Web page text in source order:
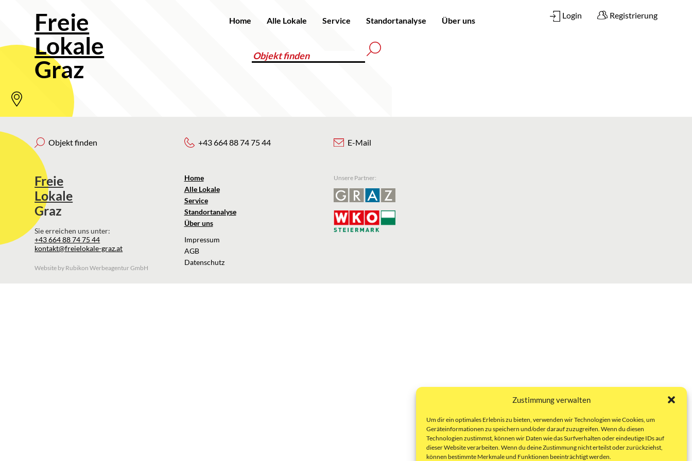
Zustimmung verwalten
Um dir ein optimales Erlebnis zu bieten, verwenden wir Technologien wie Cookies, um
Geräteinformationen zu speichern und/oder darauf zuzugreifen. Wenn du diesen
Technologien zustimmst, können wir Daten wie das Surfverhalten oder eindeutige IDs auf
dieser Website verarbeiten. Wenn du deine Zustimmung nicht erteilst oder zurückziehst,
können bestimmte Merkmale und Funktionen beeinträchtigt werden.
Freie
Lokale
Graz
Home Alle Lokale Service Standortanalyse Über uns
Login Registrierung
Objekt finden
Freie
Lokale
Graz
Sie erreichen uns unter:
+43 664 88 74 75 44
kontakt@freielokale-graz.at
Website by Rubikon Werbeagentur GmbH
+43 664 88 74 75 44
Home
Alle Lokale
Service
Standortanalyse
Über uns
Impressum
AGB
Datenschutz
E-Mail
Unsere Partner: